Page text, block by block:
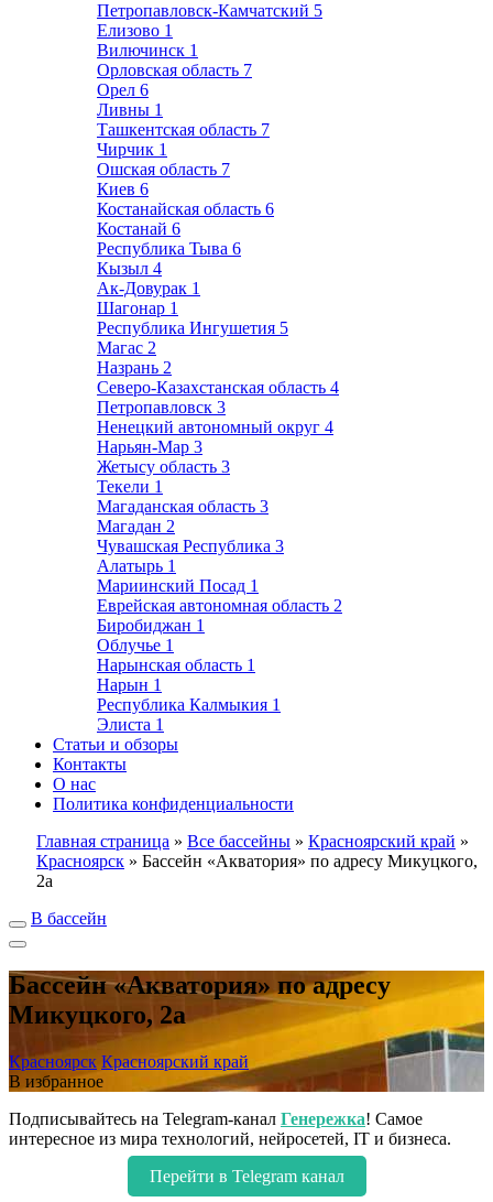
Петропавловск-Камчатский 5
Елизово 1
Вилючинск 1
Орловская область 7
Орел 6
Ливны 1
Ташкентская область 7
Чирчик 1
Ошская область 7
Киев 6
Костанайская область 6
Костанай 6
Республика Тыва 6
Кызыл 4
Ак-Довурак 1
Шагонар 1
Республика Ингушетия 5
Магас 2
Назрань 2
Северо-Казахстанская область 4
Петропавловск 3
Ненецкий автономный округ 4
Нарьян-Мар 3
Жетысу область 3
Текели 1
Магаданская область 3
Магадан 2
Чувашская Республика 3
Алатырь 1
Мариинский Посад 1
Еврейская автономная область 2
Биробиджан 1
Облучье 1
Нарынская область 1
Нарын 1
Республика Калмыкия 1
Элиста 1
Статьи и обзоры
Контакты
О нас
Политика конфиденциальности
Главная страница » Все бассейны » Красноярский край »
Красноярск » Бассейн «Акватория» по адресу Микуцкого,
2а
В бассейн
Бассейн «Акватория» по адресу
Микуцкого, 2а
Красноярск Красноярский край
В избранное
Подписывайтесь на Telegram-канал Генережка! Самое
интересное из мира технологий, нейросетей, IT и бизнеса.
Перейти в Telegram канал